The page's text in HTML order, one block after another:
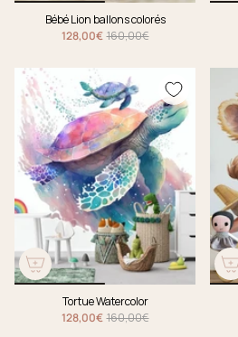
Bébé Lion ballons colorés
128,00€ 160,00€
Tortue Watercolor
128,00€ 160,00€